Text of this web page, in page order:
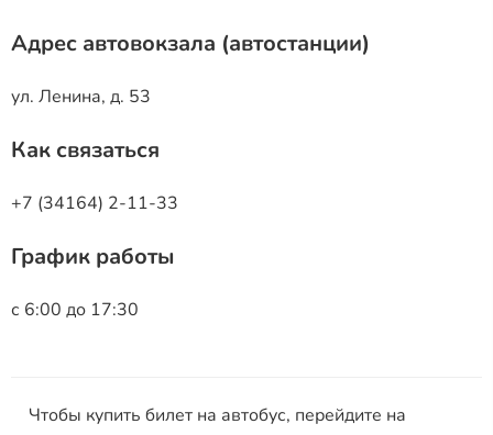
Адрес автовокзала (автостанции)
ул. Ленина, д. 53
Как связаться
+7 (34164) 2-11-33
График работы
с 6:00 до 17:30
Чтобы купить билет на автобус, перейдите на